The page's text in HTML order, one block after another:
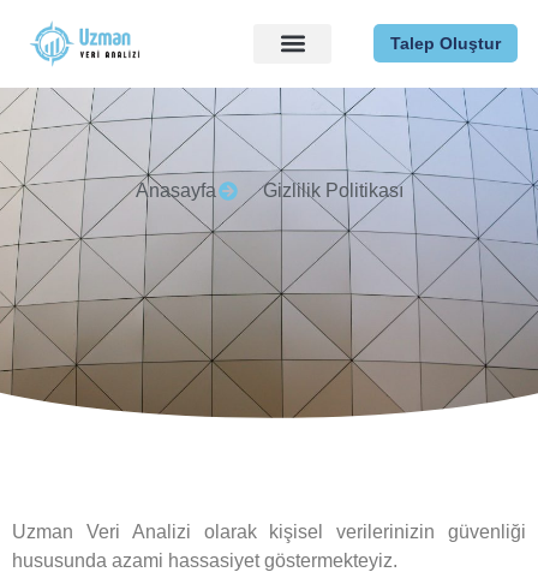
Talep Oluştur
Anasayfa Gizlilik Politikası
Uzman Veri Analizi olarak kişisel verilerinizin güvenliği
hususunda azami hassasiyet göstermekteyiz.